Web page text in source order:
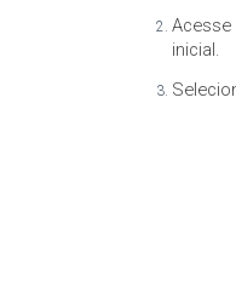
Acesse
inicial.